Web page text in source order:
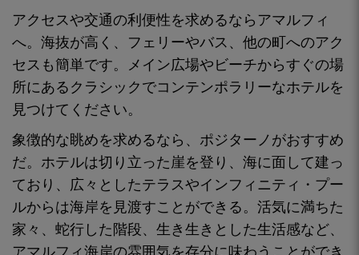
アクセスや交通の利便性を求めるならアマルフィ
へ。海抜が高く、フェリーやバス、他の町へのアク
セスも簡単です。 メイン広場やビーチからすぐの場
所にあるクラシックでコンテンポラリーなホテルを
見つけてください。
象徴的な眺めを求めるなら 、ポジターノがおすすめ
だ。ホテルは切り立った崖を登り、海に面して建っ
ており、広々としたテラスやインフィニティ・プー
ルからは海岸を見渡すことができる。活気に満ちた
家々、蛇行した階段、生き生きとした生活感など、